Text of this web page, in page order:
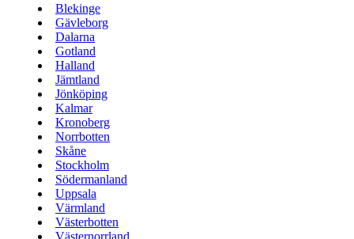
Blekinge
Gävleborg
Dalarna
Gotland
Halland
Jämtland
Jönköping
Kalmar
Kronoberg
Norrbotten
Skåne
Stockholm
Södermanland
Uppsala
Värmland
Västerbotten
Västernorrland